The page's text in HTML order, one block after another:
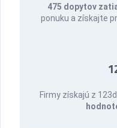
475 dopytov
ponuku a získajte
Firmy získajú z